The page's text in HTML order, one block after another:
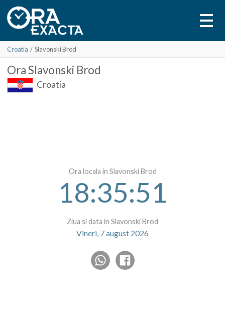
Croatia / Slavonski Brod
OraSlavonski Brod
Croatia
Ora locala in Slavonski Brod
18:35:51
Ziua si data in Slavonski Brod
Vineri, 7 august 2026